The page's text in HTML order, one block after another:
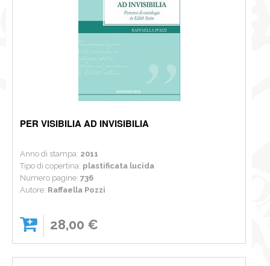
PER VISIBILIA AD INVISIBILIA
Anno di stampa: 2011
Tipo di copertina: plastificata lucida
Numero pagine: 736
Autore: Raffaella Pozzi
28,00 €